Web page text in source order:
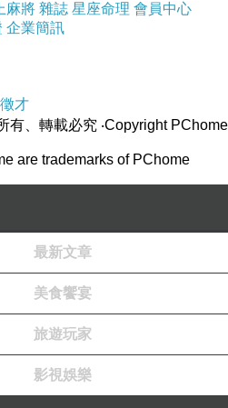
麻將 雜誌 星座命理 會員中心
企業簡訊
徵才
有、轉載必究 ‧Copyright PChome
are trademarks of PChome
最新文章
美食饗宴
旅遊玩家
影視娛樂